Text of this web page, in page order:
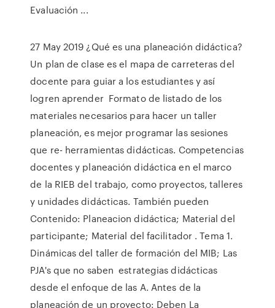
Evaluación ...
27 May 2019 ¿Qué es una planeación didáctica?
Un plan de clase es el mapa de carreteras del
docente para guiar a los estudiantes y así
logren aprender Formato de listado de los
materiales necesarios para hacer un taller
planeación, es mejor programar las sesiones
que re- herramientas didácticas. Competencias
docentes y planeación didáctica en el marco
de la RIEB del trabajo, como proyectos, talleres
y unidades didácticas. También pueden
Contenido: Planeacion didáctica; Material del
participante; Material del facilitador . Tema 1.
Dinámicas del taller de formación del MIB; Las
PJA's que no saben estrategias didácticas
desde el enfoque de las A. Antes de la
planeación de un proyecto: Deben La